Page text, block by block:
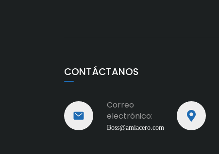
CONTÁCTANOS
Correo
electrónico:
Boss@amiacero.com